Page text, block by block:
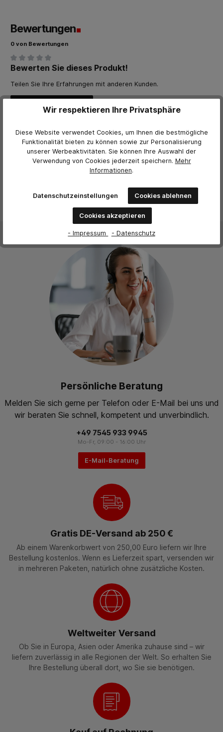
Bewertungen
0 von Bewertungen
Durchschnittliche Bewertung von 0 von 5 Sternen
Bewerten Sie dieses Produkt!
Teilen Sie Ihre Erfahrungen mit anderen Kunden.
Keine Bewertungen gefunden. Teilen Sie Ihre Erfahrungen
mit anderen.
Persönliche Beratung
Melden Sie sich gerne per Telefon oder E-Mail bei uns und
wir beraten Sie schnell, kompetent und unverbindlich.
+49 7545 933 9945
Mo-Fr, 09:00 - 16:00 Uhr
E-Mail-Beratung
Gratis DE-Versand ab 250 €
Ab einem Warenkorbwert von 250,00 Euro liefern wir Ihre
Bestellung kostenlos. Wenn es Lieferzeit spart, versenden wir
in mehreren Paketen, natürlich ohne zusätzliche Kosten.
Weltweiter Versand
Ob Sie in Europa, Asien oder Amerika zuhause sind – wir
liefern zuverlässig in alle Regionen der Welt. So erhalten Sie
Ihre Bestellung überall dort, wo Sie sie benötigen.
Wir respektieren Ihre Privatsphäre
Diese Website verwendet Cookies, um Ihnen die bestmögliche
Funktionalität bieten zu können sowie zur Personalisierung
unserer Werbeaktivitäten. Sie können Ihre Auswahl der
Verwendung von Cookies jederzeit speichern. Mehr
Informationen.
Datenschutzeinstellungen Cookies ablehnen
Cookies akzeptieren
- Impressum - Datenschutz